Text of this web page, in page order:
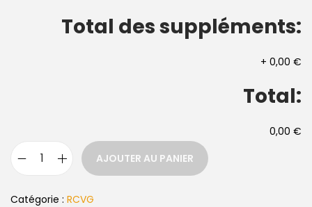
Total des suppléments:
+ 0,00 €
Total:
0,00 €
AJOUTER AU PANIER
Catégorie : RCVG